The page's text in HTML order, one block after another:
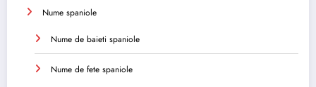
Nume spaniole
Nume de baieti spaniole
Nume de fete spaniole